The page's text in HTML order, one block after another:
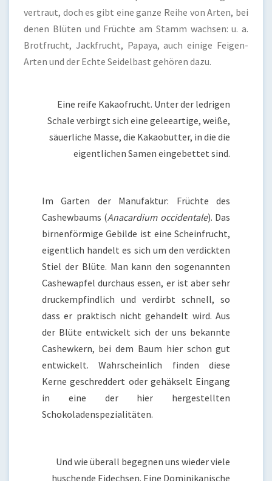
vertraut, doch es gibt eine ganze Reihe von Arten, bei
denen Blüten und Früchte am Stamm wachsen: u. a.
Brotfrucht, Jackfrucht, Papaya, auch einige Feigen-
Arten und der Echte Seidelbast gehören dazu.
Eine reife Kakaofrucht. Unter der ledrigen
Schale verbirgt sich eine geleeartige, weiße,
säuerliche Masse, die Kakaobutter, in die die
eigentlichen Samen eingebettet sind.
Im Garten der Manufaktur: Früchte des
Cashewbaums (Anacardium occidentale). Das
birnenförmige Gebilde ist eine Scheinfrucht,
eigentlich handelt es sich um den verdickten
Stiel der Blüte. Man kann den sogenannten
Cashewapfel durchaus essen, er ist aber sehr
druckempfindlich und verdirbt schnell, so
dass er praktisch nicht gehandelt wird. Aus
der Blüte entwickelt sich der uns bekannte
Cashewkern, bei dem Baum hier schon gut
entwickelt. Wahrscheinlich finden diese
Kerne geschreddert oder gehäkselt Eingang
in eine der hier hergestellten
Schokoladenspezialitäten.
Und wie überall begegnen uns wieder viele
huschende Eidechsen. Eine Dominikanische